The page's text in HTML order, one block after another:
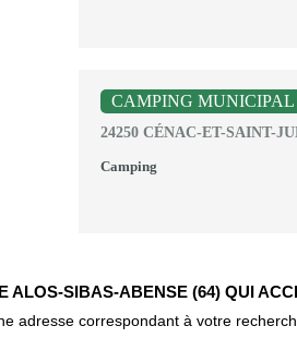
CAMPING MUNICIPAL
24250 CÉNAC-ET-SAINT-
Camping
ALOS-SIBAS-ABENSE (64) QUI
adresse correspondant à votre